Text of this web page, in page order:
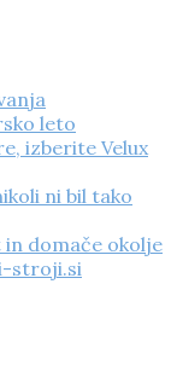
leto
izberite Velux
ni bil tako
domače okolje
stroji.si